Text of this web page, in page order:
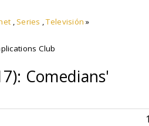
, Series ,Televisión »
Club
Comedians'